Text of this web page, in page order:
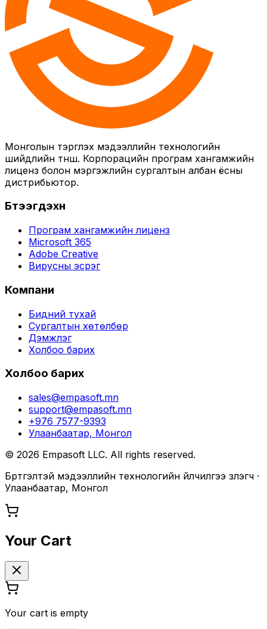
Монголын тэргүүлэх мэдээллийн технологийн
шийдлийн түнш. Корпорацийн програм хангамжийн
лиценз болон мэргэжлийн сургалтын албан ёсны
дистрибьютор.
Бүтээгдэхүүн
Програм хангамжийн лиценз
Microsoft 365
Adobe Creative
Вирусны эсрэг
Компани
Бидний тухай
Сургалтын хөтөлбөр
Дэмжлэг
Холбоо барих
Холбоо барих
sales@empasoft.mn
support@empasoft.mn
+976 7577-9393
Улаанбаатар, Монгол
© 2026 Empasoft LLC. All rights reserved.
Бүртгэлтэй мэдээллийн технологийн үйлчилгээ үзүүлэгч ·
Улаанбаатар, Монгол
Your Cart
Your cart is empty